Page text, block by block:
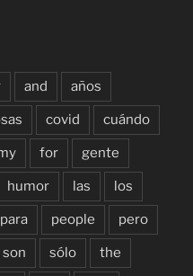
and años
covid cuándo
for gente
humor las los
para people pero
son sólo the